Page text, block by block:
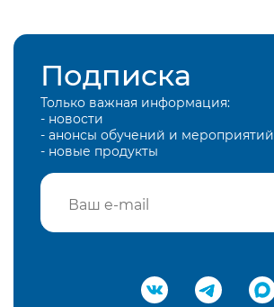
Подписка
Только важная информация:
- новости
- анонсы обучений и мероприятий
- новые продукты